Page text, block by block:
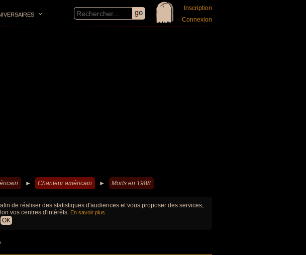
Inscription
Connexion
► Chanteur américain ► Morts en 1988
de réaliser des statistiques d'audiences et vous proposer des services,
vos centres d'intérêts. En savoir plus
OK